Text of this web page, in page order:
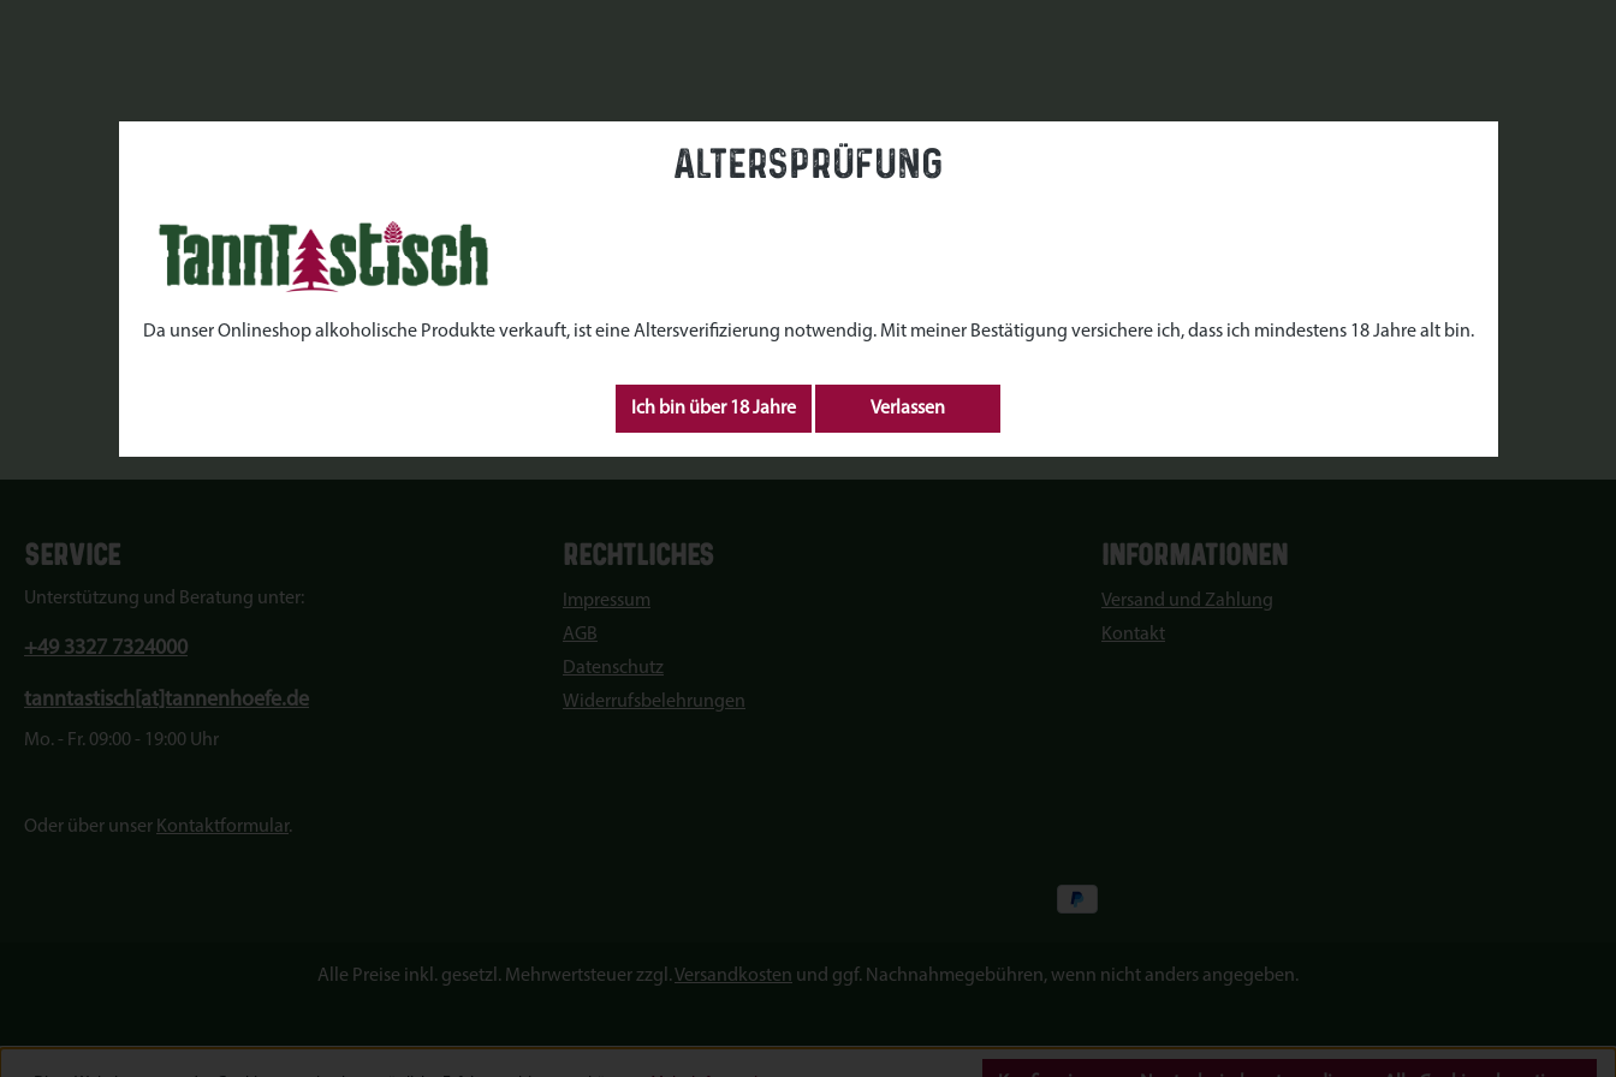
SERVICE
Unterstützung und Beratung unter:
+49 3327 7324000
tanntastisch[at]tannenhoefe.de
Mo. - Fr. 09:00 - 19:00 Uhr
Oder über unser Kontaktformular.
RECHTLICHES
Impressum
AGB
Datenschutz
Widerrufsbelehrungen
INFORMATIONEN
Versand und Zahlung
Kontakt
Alle Preise inkl. gesetzl. Mehrwertsteuer zzgl. Versandkosten und ggf. Nachnahmegebühren, wenn nicht anders angegeben.
Altersprüfung
Da unser Onlineshop alkoholische Produkte verkauft, ist eine Altersverifizierung notwendig. Mit meiner Bestätigung versichere ich, dass ich mindestens 18 Jahre alt bin.
Ich bin über 18 Jahre Verlassen